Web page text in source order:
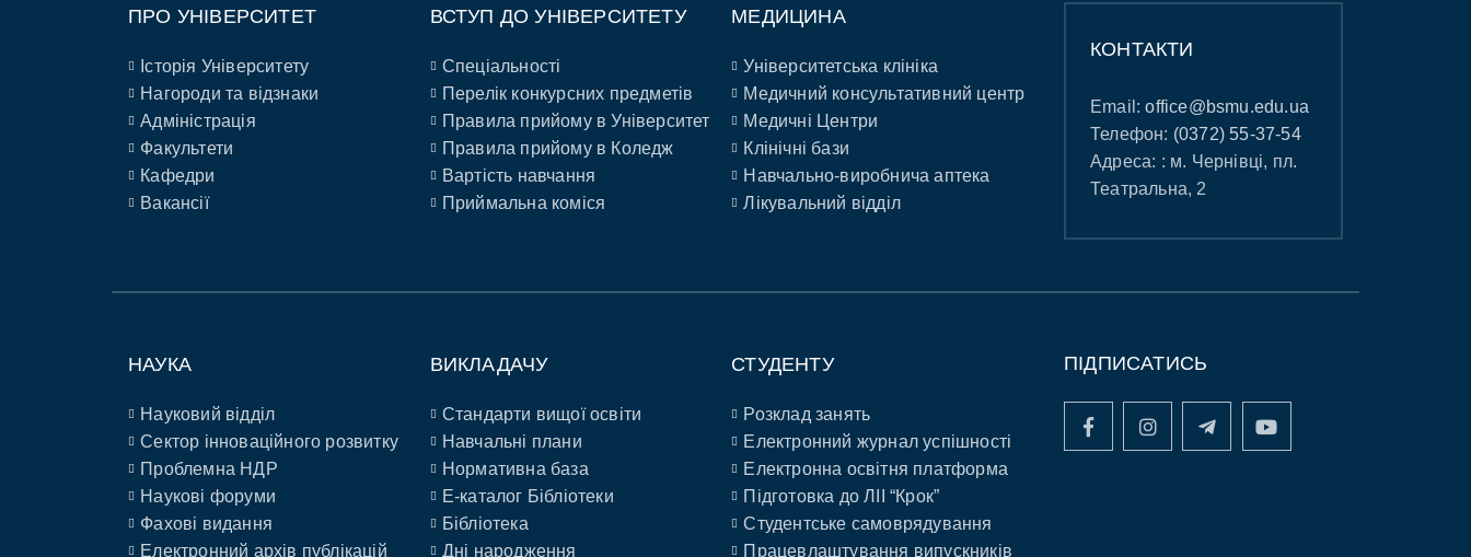
ПРО УНІВЕРСИТЕТ
Історія Університету
Нагороди та відзнаки
Адміністрація
Факультети
Кафедри
Вакансії
ВСТУП ДО УНІВЕРСИТЕТУ
Спеціальності
Перелік конкурсних предметів
Правила прийому в Університет
Правила прийому в Коледж
Вартість навчання
Приймальна коміся
МЕДИЦИНА
Університетська клініка
Медичний консультативний центр
Медичні Центри
Клінічні бази
Навчально-виробнича аптека
Лікувальний відділ
КОНТАКТИ
Email:office@bsmu.edu.ua
Телефон: (0372) 55-37-54
Адреса: : м. Чернівці, пл.
Театральна, 2
НАУКА
Науковий відділ
Сектор інноваційного розвитку
Проблемна НДР
Наукові форуми
Фахові видання
Електронний архів публікацій
ВИКЛАДАЧУ
Стандарти вищої освіти
Навчальні плани
Нормативна база
E-каталог Бібліотеки
Бібліотека
Дні народження
СТУДЕНТУ
Розклад занять
Електронний журнал успішності
Електронна освітня платформа
Підготовка до ЛІІ “Крок”
Студентське самоврядування
Працевлаштування випускників
ПІДПИСАТИСЬ